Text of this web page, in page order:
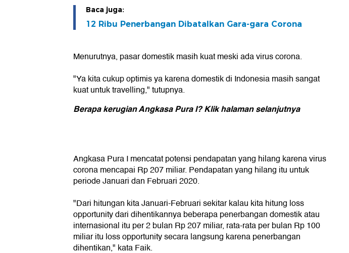
Baca juga:
12 Ribu Penerbangan Dibatalkan Gara-gara Corona
Menurutnya, pasar domestik masih kuat meski ada virus corona.
"Ya kita cukup optimis ya karena domestik di Indonesia masih sangat
kuat untuk travelling," tutupnya.
Berapa kerugian Angkasa Pura I? Klik halaman selanjutnya
Angkasa Pura I mencatat potensi pendapatan yang hilang karena virus
corona mencapai Rp 207 miliar. Pendapatan yang hilang itu untuk
periode Januari dan Februari 2020.
"Dari hitungan kita Januari-Februari sekitar kalau kita hitung loss
opportunity dari dihentikannya beberapa penerbangan domestik atau
internasional itu per 2 bulan Rp 207 miliar, rata-rata per bulan Rp 100
miliar itu loss opportunity secara langsung karena penerbangan
dihentikan," kata Faik.